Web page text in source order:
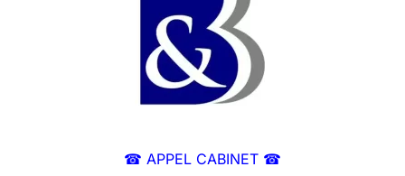
☎ APPEL CABINET ☎